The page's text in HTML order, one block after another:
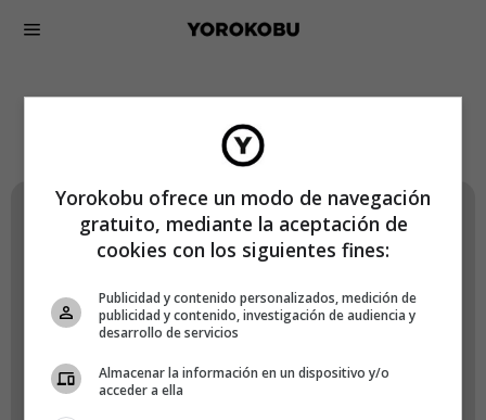
Lógate en Yorokobu
Nombre de usuario o correo electrónico
Yorokobu ofrece un modo de navegación
gratuito, mediante la aceptación de
cookies con los siguientes fines:
Publicidad y contenido personalizados, medición de
publicidad y contenido, investigación de audiencia y
desarrollo de servicios
Almacenar la información en un dispositivo y/o
acceder a ella